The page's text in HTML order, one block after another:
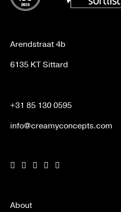
Arendstraat 4b
6135 KT Sittard
+31 85 130 0595
info@creamyconcepts.com
About